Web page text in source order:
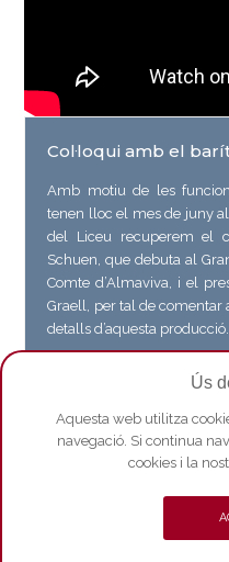
Col·loqui amb el
Amb motiu de les
tenen lloc el mes de juny
del Liceu recuperem el
Schuen, que debuta al
Comte d’Almaviva, i el
Graell, per tal de comentar
detalls d’aquesta producció.
Veure vídeo a YoutubeÚs
Aquesta web utilitza
navegació. Si continua
cookies i la